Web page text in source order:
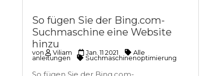
So fügen Sie der Bing.com-
Suchmaschine eine Website
hinzu
von Viliam Jan. 11 2021 Alle
anleitungen Suchmaschinenoptimierung